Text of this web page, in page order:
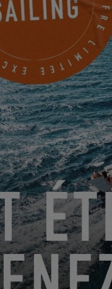
PRENEZ RENDEZ-
NOVA YACHTING
Jachthavenweg 71A
BRUINISSE, Pays-
PRENDRE RENDEZ-